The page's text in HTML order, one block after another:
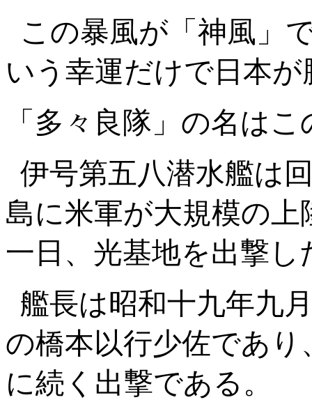
この暴風が「神風」
いう幸運だけで日本
「多々良隊」の名は
伊号第五八潜水艦は
島に米軍が大規模の
一日、光基地を出撃し
艦長は昭和十九年九
の橋本以行少佐であ
に続く出撃である。